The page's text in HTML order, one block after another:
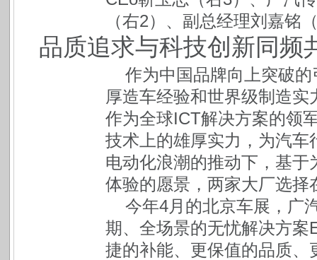
（右2）、副总经理刘嘉铭
品质追求与科技创新同频
作为中国品牌向上突破
厚造车经验和世界级制造
作为全球ICT解决方案的领
技术上的雄厚实力，为汽
电动化浪潮的推动下，基
体验的愿景，两家大厂选
今年4月的北京车展，广
期、全场景的无忧解决方
捷的补能、更保值的品质